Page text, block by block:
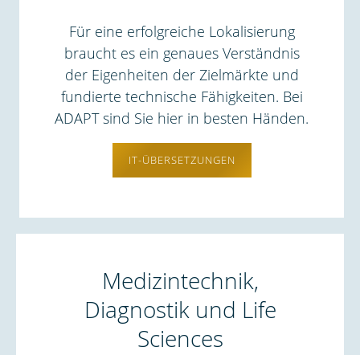
Für eine erfolgreiche Lokalisierung
braucht es ein genaues Verständnis
der Eigenheiten der Zielmärkte und
fundierte technische Fähigkeiten. Bei
ADAPT sind Sie hier in besten Händen.
IT-ÜBERSETZUNGEN
Medizintechnik,
Diagnostik und Life
Sciences